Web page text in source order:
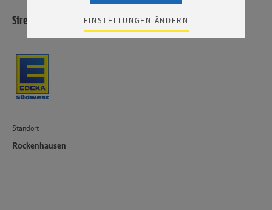
angemessenen Datenschutzniveau an. Es besteht das
Risiko eines Zugriffs durch US-amerikanische Behörden.
genannten Dienste Ihre Daten verarbeiten. Weitere
EINSTELLUNGEN ÄNDERN
Strese Viktor e.K.
Standort
Rockenhausen